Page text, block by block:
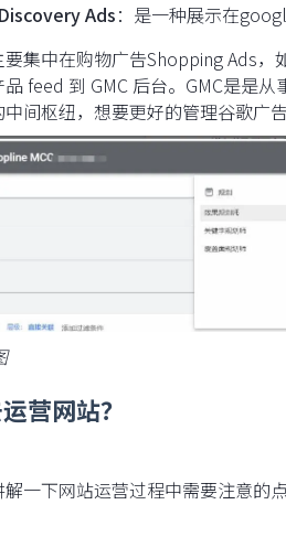
Ads：是一种展示在
集中在购物广告Shopping Ads，
feed 到 GMC 后台。GMC是是
间枢纽，想要更好的管理谷歌广
营网站？
一下网站运营过程中需要注意的